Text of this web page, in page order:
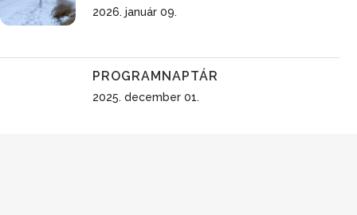
2026. január 09.
PROGRAMNAPTÁR
2025. december 01.